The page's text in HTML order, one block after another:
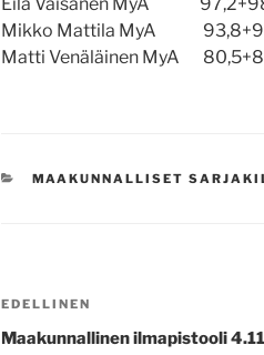
Mikko Mattila MyA
Matti Venäläinen MyA
KATEGORIAT
MAAKUNNALLISET
Artikkelien
selaus
Edellinen
artikkeli
EDELLINEN
Maakunnallinen ilmapistooli